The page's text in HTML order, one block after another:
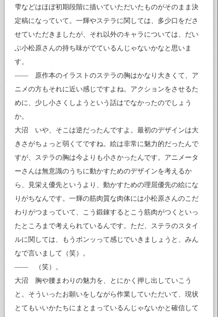
雫などはほぼ初期段階に描いていただいたものがそのまま決
定稿になっていて。一輝やステラに関しては、多少口をださ
せていただきましたが、それ以外のキャラについては、だい
ぶ小松原さんの持ち味がでているんじゃないかなと思いま
す。
—— 原作本のイラストのステラの胸はかなり大きくて、ア
ニメの方もそれに近い感じですよね。アクションをさせるた
めに、少し小さくしようという話はでなかったのでしょう
か。
大沼 いや、そこは逆だったんですよ。最初のデザインは大
きさがちょっと弱くてですね。絵は非常に魅力的だったんで
すが、ステラの胸は今よりも小さかったんです。アニメータ
ーさんは無意識のうちに動かすためのデザインを考えるか
ら、見栄え優先というより、動かすための理屈優先の絵にな
りがちなんです。一輝の筋肉質な肉体には小松原さんのこだ
わりがつまっていて、こう鍛錬するとこう筋肉がつくといっ
たところまで考えられているんです。ただ、ステラのスタイ
ルに関しては、もうボンッって感じでいきましょうと、みん
なで言いまして（笑）。
—— （笑）。
大沼 胸や腰まわりの魅力を、とにかく押し出していこう
と。そういったお願いをしながら作業していただいて、現状
とてもいいかたちにまとまっているんじゃないかと確信して